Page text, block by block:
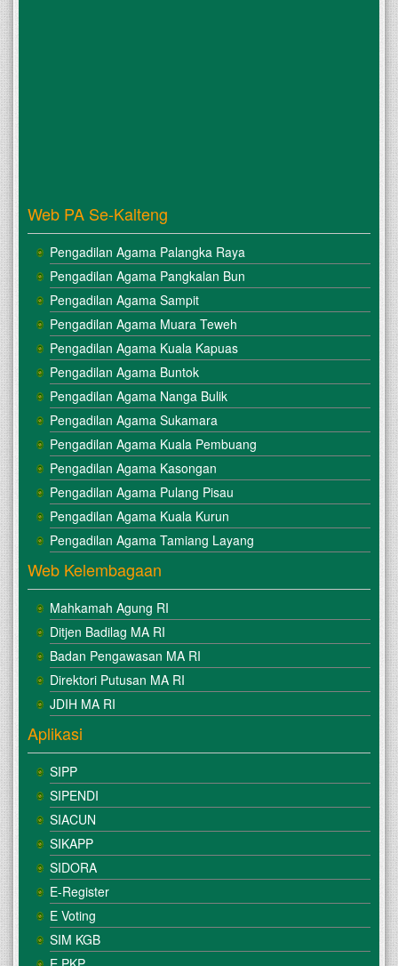
Web PA Se-Kalteng
Pengadilan Agama Palangka Raya
Pengadilan Agama Pangkalan Bun
Pengadilan Agama Sampit
Pengadilan Agama Muara Teweh
Pengadilan Agama Kuala Kapuas
Pengadilan Agama Buntok
Pengadilan Agama Nanga Bulik
Pengadilan Agama Sukamara
Pengadilan Agama Kuala Pembuang
Pengadilan Agama Kasongan
Pengadilan Agama Pulang Pisau
Pengadilan Agama Kuala Kurun
Pengadilan Agama Tamiang Layang
Web Kelembagaan
Mahkamah Agung RI
Ditjen Badilag MA RI
Badan Pengawasan MA RI
Direktori Putusan MA RI
JDIH MA RI
Aplikasi
SIPP
SIPENDI
SIACUN
SIKAPP
SIDORA
E-Register
E Voting
SIM KGB